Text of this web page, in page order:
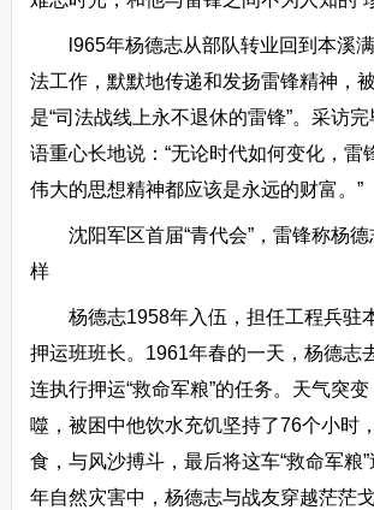
l965年杨德志从部队转业回到本溪满
法工作，默默地传递和发扬雷锋精神，
是“司法战线上永不退休的雷锋”。采访
语重心长地说：“无论时代如何变化，雷
伟大的思想精神都应该是永远的财富。”
沈阳军区首届“青代会”，雷锋称杨德
样
杨德志1958年入伍，担任工程兵驻
押运班班长。1961年春的一天，杨德志
连执行押运“救命军粮”的任务。天气突
噬，被困中他饮水充饥坚持了76个小时
食，与风沙搏斗，最后将这车“救命军粮
年自然灾害中，杨德志与战友穿越茫茫